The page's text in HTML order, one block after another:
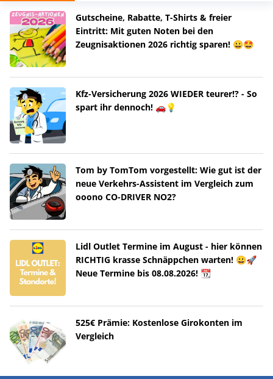
Gutscheine, Rabatte, T-Shirts & freier
Eintritt: Mit guten Noten bei den
Zeugnisaktionen 2026 richtig sparen! 😀🤩
Kfz-Versicherung 2026 WIEDER teurer!? - So
spart ihr dennoch! 🚗💡
Tom by TomTom vorgestellt: Wie gut ist der
neue Verkehrs-Assistent im Vergleich zum
ooono CO-DRIVER NO2?
Lidl Outlet Termine im August - hier können
RICHTIG krasse Schnäppchen warten! 😀🚀
Neue Termine bis 08.08.2026! 📆
525€ Prämie: Kostenlose Girokonten im
Vergleich